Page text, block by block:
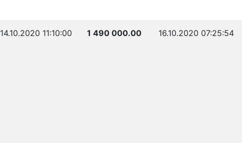
14.10.2020 11:10:00 1 490 000.00 16.10.2020 07:25:54